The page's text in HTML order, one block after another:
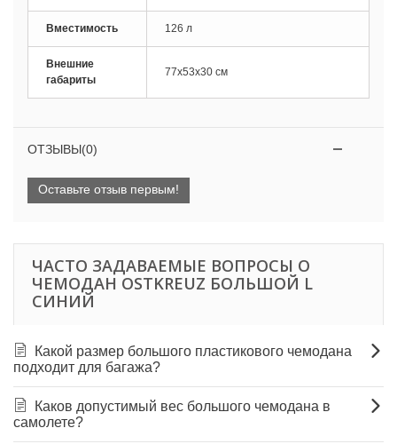
Вместимость 126 л
Внешние
габариты
77x53x30 см
ОТЗЫВЫ(0)
Оставьте отзыв первым!
ЧАСТО ЗАДАВАЕМЫЕ ВОПРОСЫ О
ЧЕМОДАН OSTKREUZ БОЛЬШОЙ L
СИНИЙ
Какой размер большого пластикового чемодана
подходит для багажа?
Каков допустимый вес большого чемодана в
самолете?